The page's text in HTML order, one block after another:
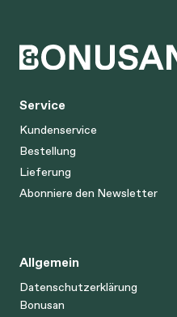
Service
Kundenservice
Bestellung
Lieferung
Abonniere den Newsletter
Allgemein
Datenschutzerklärung
Bonusan